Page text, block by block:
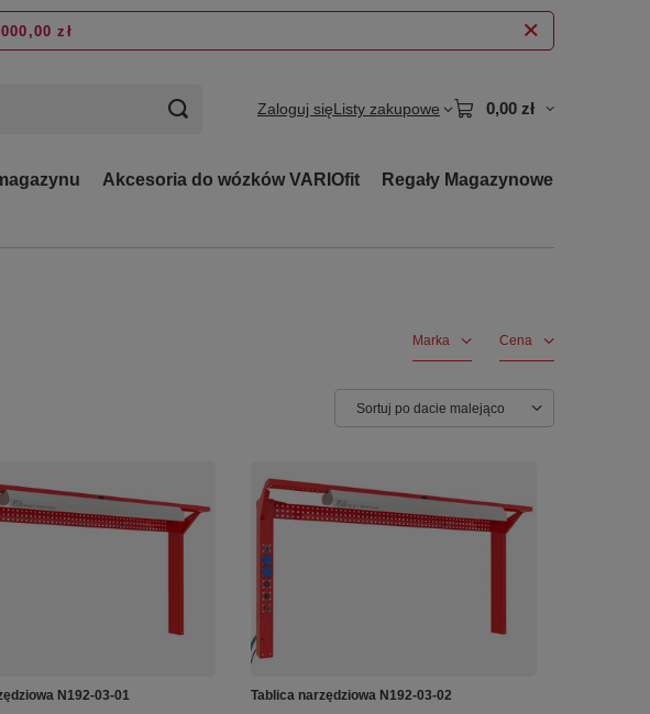
zł
Zaloguj sięListy zakupowe 0,00 zł
Akcesoria do wózków VARIOfit
Regały Magazynowe
Marka Cena
Zmień sortowanie
Sortuj po dacie malejąco
N192-03-01 Tablica narzędziowa N192-03-02